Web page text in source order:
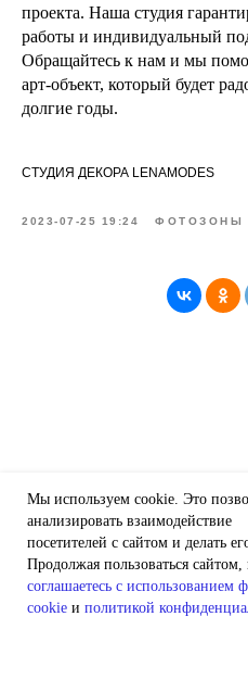
Главная Аренда
проекта. Наша студия
работы и индивидуальный
Обращайтесь к нам и мы
арт-объект, который будет
долгие годы.
СТУДИЯ ДЕКОРА LENAMODES
2023-07-25 19:24 ФОТОЗОНЫ
Мы используем cookie. Это
анализировать взаимодействие
посетителей с сайтом и делать
Продолжая пользоваться сайтом,
соглашаетесь с использованием
cookie и политикой